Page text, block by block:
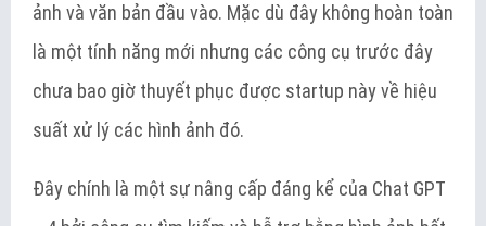
ảnh và văn bản đầu vào. Mặc dù đây không hoàn toàn
là một tính năng mới nhưng các công cụ trước đây
chưa bao giờ thuyết phục được startup này về hiệu
suất xử lý các hình ảnh đó.
Đây chính là một sự nâng cấp đáng kể của Chat GPT